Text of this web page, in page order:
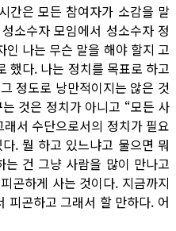
간은 모든 참여자가 소감을 말
소수자 모임에서 성소수자 정
나는 무슨 말을 해야 할지 고
했다. 나는 정치를 목표로 하고
정도로 낭만적이지는 않은 것
것은 정치가 아니고 “모든 사
서 수단으로서의 정치가 필요
. 뭘 하고 있느냐고 물으면 뭐
건 그냥 사람을 많이 만나고
곤하게 사는 것이다. 지금까지
곤하고 그래서 할 만하다. 어